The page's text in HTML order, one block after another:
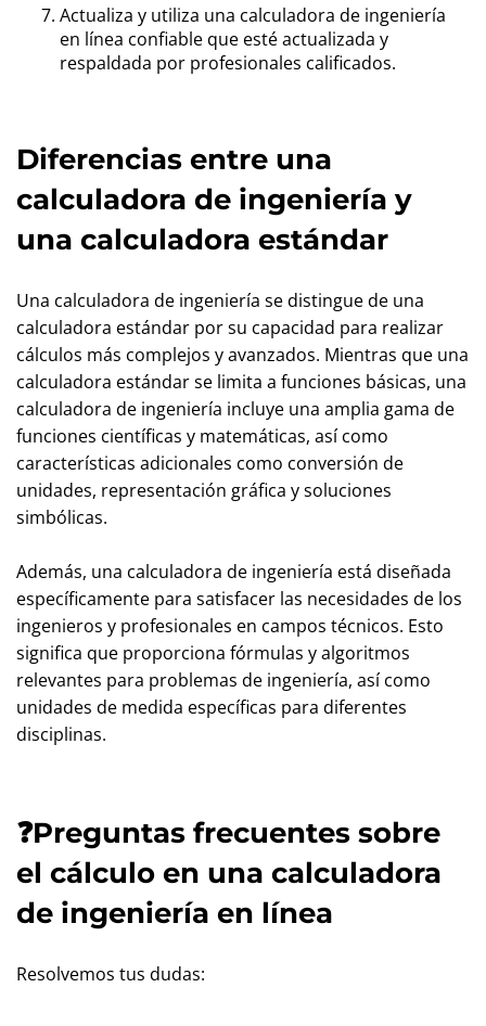
Actualiza y utiliza una calculadora de ingeniería
en línea confiable que esté actualizada y
respaldada por profesionales calificados.
Diferencias entre una
calculadora de ingeniería y
una calculadora estándar
Una calculadora de ingeniería se distingue de una
calculadora estándar por su capacidad para realizar
cálculos más complejos y avanzados. Mientras que una
calculadora estándar se limita a funciones básicas, una
calculadora de ingeniería incluye una amplia gama de
funciones científicas y matemáticas, así como
características adicionales como conversión de
unidades, representación gráfica y soluciones
simbólicas.
Además, una calculadora de ingeniería está diseñada
específicamente para satisfacer las necesidades de los
ingenieros y profesionales en campos técnicos. Esto
significa que proporciona fórmulas y algoritmos
relevantes para problemas de ingeniería, así como
unidades de medida específicas para diferentes
disciplinas.
❓Preguntas frecuentes sobre
el cálculo en una calculadora
de ingeniería en línea
Resolvemos tus dudas: